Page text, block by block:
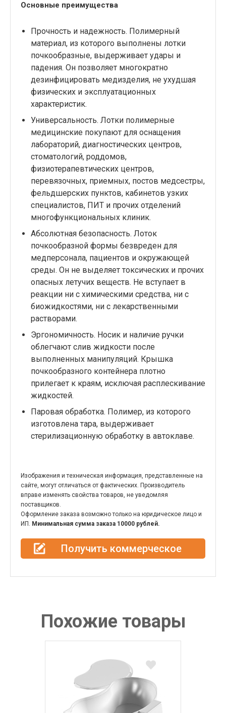
Основные преимущества
Прочность и надежность. Полимерный
материал, из которого выполнены лотки
почкообразные, выдерживает удары и
падения. Он позволяет многократно
дезинфицировать медизделия, не ухудшая
физических и эксплуатационных
характеристик.
Универсальность. Лотки полимерные
медицинские покупают для оснащения
лабораторий, диагностических центров,
стоматологий, роддомов,
физиотерапевтических центров,
перевязочных, приемных, постов медсестры,
фельдшерских пунктов, кабинетов узких
специалистов, ПИТ и прочих отделений
многофункциональных клиник.
Абсолютная безопасность. Лоток
почкообразной формы безвреден для
медперсонала, пациентов и окружающей
среды. Он не выделяет токсических и прочих
опасных летучих веществ. Не вступает в
реакции ни с химическими средства, ни с
биожидкостями, ни с лекарственными
растворами.
Эргономичность. Носик и наличие ручки
облегчают слив жидкости после
выполненных манипуляций. Крышка
почкообразного контейнера плотно
прилегает к краям, исключая расплескивание
жидкостей.
Паровая обработка. Полимер, из которого
изготовлена тара, выдерживает
стерилизационную обработку в автоклаве.
Изображения и техническая информация, представленные на
сайте, могут отличаться от фактических. Производитель
вправе изменять свойства товаров, не уведомляя
поставщиков.
Оформление заказа возможно только на юридическое лицо и
ИП. Минимальная сумма заказа 10000 рублей.
Получить коммерческое
Похожие товары